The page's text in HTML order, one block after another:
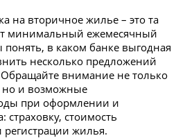
на вторичное жилье – это та
минимальный ежемесячный
в каком банке выгодная
несколько предложений
внимание не только
но и возможные
при оформлении и
стоимость
жилья.